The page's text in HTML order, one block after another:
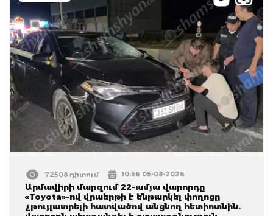
72508 դիտում 10:56 05-08-2026
Արմավիրի մարզում 22-ամյա վարորդը
«Toyota»-ով վրաերթի է ենթարկել փողոցը
չթույլատրելի հատվածով անցնող հետիոտնին.